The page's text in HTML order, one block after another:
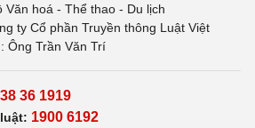
Văn hoá - Thể thao - Du lịch
ty Cổ phần Truyền thông Luật Việt
Ông Trần Văn Trí
36 1919
1900 6192